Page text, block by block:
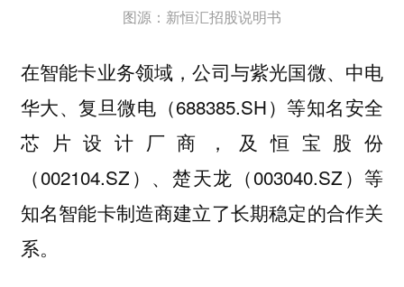
图源：新恒汇招股说明书
在智能卡业务领域，公司与紫光国微、中电
华大、复旦微电（688385.SH）等知名安全
芯片设计厂商，及恒宝股份
（002104.SZ）、楚天龙（003040.SZ）等
知名智能卡制造商建立了长期稳定的合作关
系。